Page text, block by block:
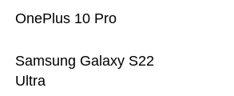
Samsung Galaxy S22
Ultra
OnePlus 10 Pro